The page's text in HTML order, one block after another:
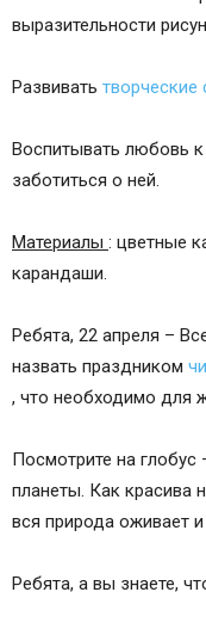
выразительности
Развивать творческие
Воспитывать любовь
заботиться о ней.
Материалы : цветные
карандаши.
Ребята, 22 апреля –
назвать праздником
, что необходимо для
Посмотрите на глобус
планеты. Как красива
вся природа оживает и
Ребята, а вы знаете,